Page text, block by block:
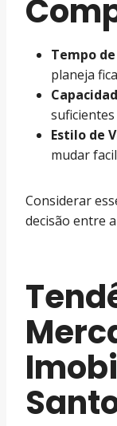
Tempo
planeja
Estilo de
mudar
Considerar
decisão entre